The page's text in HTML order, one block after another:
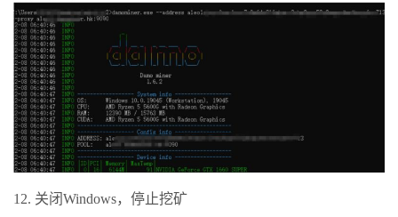
12. 关闭Windows，停止挖矿